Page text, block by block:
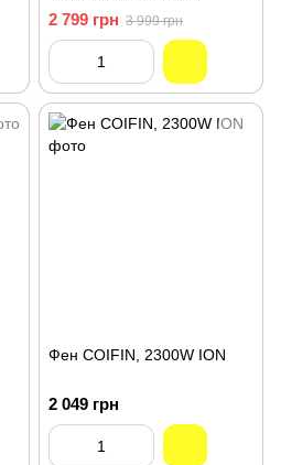
ErgoLight 4314-0470
2 799 грн 3 999 грн
Фен COIFIN, 2300W ION
2 049 грн